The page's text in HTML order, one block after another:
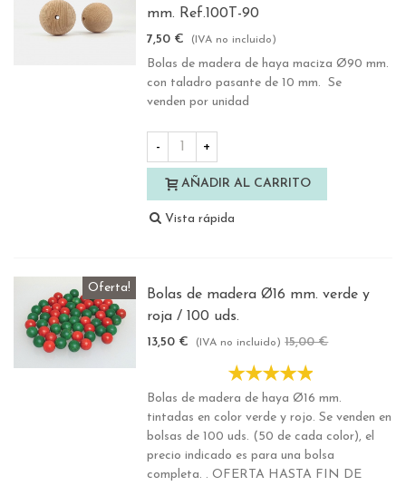
mm. Ref.100T-90
7,50 € (IVA no incluido)
Bolas de madera de haya maciza Ø90 mm.
con taladro pasante de 10 mm. Se
venden por unidad
- +
AÑADIR AL CARRITO
Vista rápida
Oferta!
Bolas de madera Ø16 mm. verde y
roja / 100 uds.
13,50 € (IVA no incluido) 15,00 €
Bolas de madera de haya Ø16 mm.
tintadas en color verde y rojo. Se venden en
bolsas de 100 uds. (50 de cada color), el
precio indicado es para una bolsa
completa. . OFERTA HASTA FIN DE